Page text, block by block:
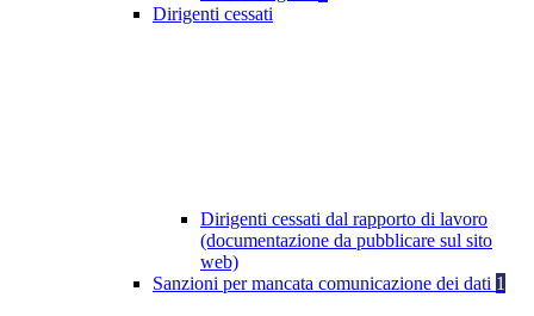
Dirigenti cessati
Dirigenti cessati dal rapporto di lavoro
(documentazione da pubblicare sul sito
web)
Sanzioni per mancata comunicazione dei dati 1